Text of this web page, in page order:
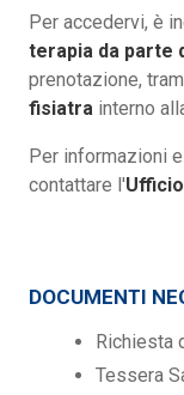
Per accedervi, è
terapia da parte
prenotazione,
fisiatra interno
Per informazioni
contattare l'
DOCUMENTI
Richiesta
Tessera